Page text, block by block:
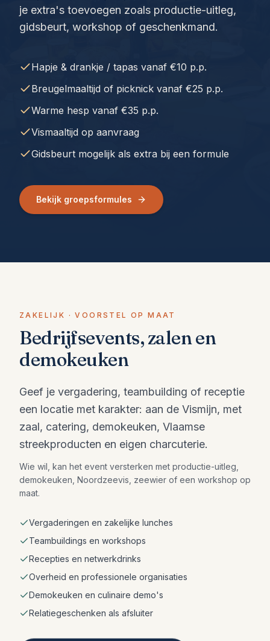
je extra's toevoegen zoals productie-uitleg,
gidsbeurt, workshop of geschenkmand.
Hapje & drankje / tapas vanaf €10 p.p.
Breugelmaaltijd of picknick vanaf €25 p.p.
Warme hesp vanaf €35 p.p.
Vismaaltijd op aanvraag
Gidsbeurt mogelijk als extra bij een formule
Bekijk groepsformules
ZAKELIJK · VOORSTEL OP MAAT
Bedrijfsevents, zalen en
demokeuken
Geef je vergadering, teambuilding of receptie
een locatie met karakter: aan de Vismijn, met
zaal, catering, demokeuken, Vlaamse
streekproducten en eigen charcuterie.
Wie wil, kan het event versterken met productie-uitleg,
demokeuken, Noordzeevis, zeewier of een workshop op
maat.
Vergaderingen en zakelijke lunches
Teambuildings en workshops
Recepties en netwerkdrinks
Overheid en professionele organisaties
Demokeuken en culinaire demo's
Relatiegeschenken als afsluiter